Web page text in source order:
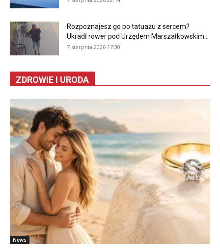
Rozpoznajesz go po tatuażu z sercem?
Ukradł rower pod Urzędem Marszałkowskim...
7 sierpnia 2026 17:30
ZDROWIE I URODA
News